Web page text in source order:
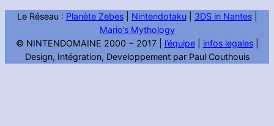
Le Réseau : Planète Zebes| Nintendotaku| 3DS in Nantes|
Mario’s Mythology
© NINTENDOMAINE 2000 ~ 2017 | l’équipe| infos legales|
Design, Intégration, Developpement par Paul Couthouis